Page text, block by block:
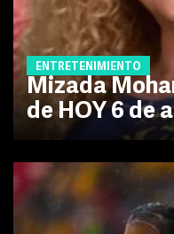
ENTRETENIMIENTO
Mizada
de HOY 6 de